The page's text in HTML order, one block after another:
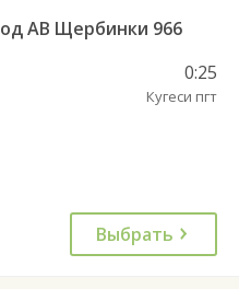
АВ Щербинки 966
0:25
Кугеси пгт
Выбрать